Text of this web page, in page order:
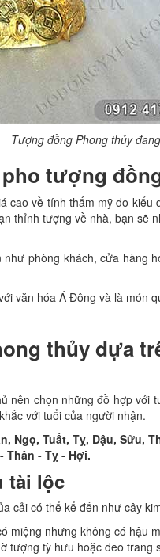
Tượng đồng Phong thủy
tượng
cao về tính thấm mỹ do
thỉnh tượng về nhà, bạn
phòng khách, cửa
văn hóa Á Đông và là
thủy dựa
nên chọn những đồ hợp
với tuổi của người nhận.
Ngọ, Tuất, Tỵ, Dậu, Sửu,
Thân - Tỵ - Hợi.
tài lộc
cải có thể kể đến như cây
miệng nhưng không có hậu
tượng tỳ hưu hoặc đeo